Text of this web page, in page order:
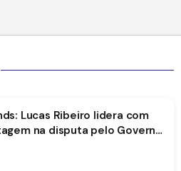
Lucas Ribeiro lidera com
na disputa pelo Governo